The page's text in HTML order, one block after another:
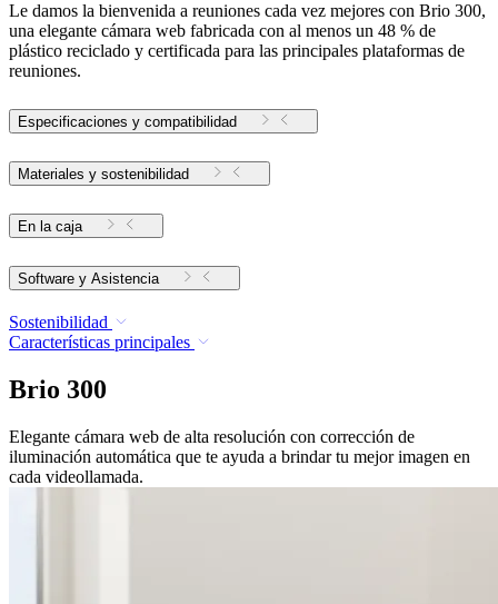
Le damos la bienvenida a reuniones cada vez mejores con Brio 300,
una elegante cámara web fabricada con al menos un 48 % de
plástico reciclado y certificada para las principales plataformas de
reuniones.
Especificaciones y compatibilidad
Materiales y sostenibilidad
En la caja
Software y Asistencia
Sostenibilidad
Características principales
Brio 300
Elegante cámara web de alta resolución con corrección de
iluminación automática que te ayuda a brindar tu mejor imagen en
cada videollamada.